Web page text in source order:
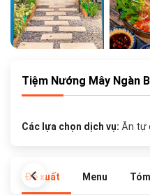
Tiệm Nướng Mây Ngàn
Các lựa chọn dịch vụ: Ăn tự
Đề xuất Menu